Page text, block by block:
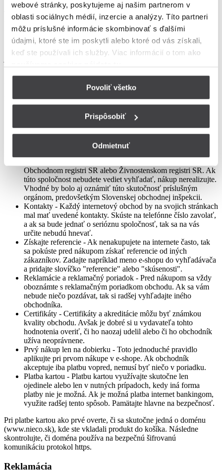
webové stránky, poskytujeme aj našim partnerom v
oblasti sociálnych médií, inzercie a analýzy. Títo partneri
môžu príslušné informácie skombinovať s ďalšími
údajmi, ktoré ste im poskytli alebo ktoré od vás získali,
keď ste používali ich služby. Viac informácií o tom ako
Povoliť všetko
Prispôsobiť
Odmietnuť
Tak ako si v nákupných centrách musíte dávať pozor na vreckárov,
tak isto musíte byť obozretní aj pri míňaní na internete. Podozrivo
výhodné ponuky sú vždy pascou na nepozorných nakupujúcich.
Ak si poviete, že to predsa nemôže byť možné, tak to väčšinou
naozaj možné nie je. Nikto vám nepredá najnovší smartfón za 40%
jeho trhovej ceny. Ak takejto ponuke uveríte, tak vám
pravdepodobne príde drahá tehla.
Rady pre bezpečné nakupovanie sú ľahko
zapamätateľné:
Obchodné podmienky - Pokiaľ na nejakom eshope
dôveryhodnosti, ako prvé nájdite obchodné podmienky.
Vyhľadajte informácie o spoločnosti, ktorá eshop
Obchodnom registri SR alebo Živnostenskom registri SR. Ak
túto spoločnost nebudete vediet vyhľadať, nákup nerealizujte.
Vhodné by bolo aj oznámiť túto skutočnosť príslušným
orgánom, predovšetkým Slovenskej obchodnej inšpekcii.
Kontakty - Každý internetový obchod by na svojich stránkach
mal mať uvedené kontakty. Skúste na telefónne číslo zavolať,
a ak sa bude jednať o serióznu spoločnosť, tak sa na vás
určite nebudú hnevať.
Získajte referencie - Ak nenakupujete na internete často, tak
sa pokúste pred nákupom získať referencie od iných
zákazníkov. Zadajte napríklad meno e-shopu do vyhľadávača
a pridajte slovíčko "referencie" alebo "skúsenosti".
Reklamácie a reklamačný poriadok - Pred nákupom sa vždy
oboznámte s reklamačným poriadkom obchodu. Ak sa vám
nebude niečo pozdávat, tak si radšej vyhľadajte iného
obchodníka.
Certifikáty - Certifikáty a akreditácie môžu byť známkou
kvality obchodu. Avšak je dobré si u vydavateľa tohto
hodnotenia overiť, či ho naozaj udelil alebo či ho obchodník
užíva neoprávnene.
Prvý nákup len na dobierku - Toto jednoduché pravidlo
aplikujte pri prvom nákupe v e-shope. Ak obchodník
akceptuje iba platbu vopred, nemusí byť niečo v poriadku.
Platba kartou - Platbu kartou využívajte skutočne len
ojedinele alebo len v nutných prípadoch, kedy iná forma
platby nie je možná. Ak je možná platba internet bankingom,
využite radšej tento spôsob. Pamätajte hlavne na bezpečnosť.
Pri platbe kartou ako prvé overte, či sa skutočne jedná o doménu
(www.nieco.sk), kde ste vkladali produkt do košíka. Následne
skontrolujte, či doména používa na bezpečnú šifrovanú
komunikáciu protokol https.
Reklamácia